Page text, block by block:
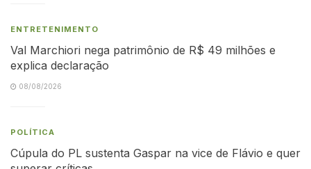
ENTRETENIMENTO
Val Marchiori nega patrimônio de R$ 49 milhões e
explica declaração
08/08/2026
POLÍTICA
Cúpula do PL sustenta Gaspar na vice de Flávio e quer